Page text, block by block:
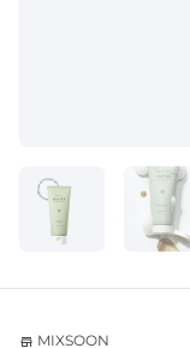
store MIXSOON